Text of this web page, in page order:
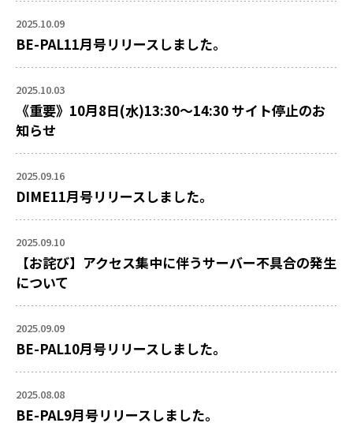
2025.10.09
BE-PAL11月号リリースしました。
2025.10.03
《重要》10月8日(水)13:30～14:30 サイト停止のお
知らせ
2025.09.16
DIME11月号リリースしました。
2025.09.10
【お詫び】アクセス集中に伴うサーバー不具合の発生
について
2025.09.09
BE-PAL10月号リリースしました。
2025.08.08
BE-PAL9月号リリースしました。